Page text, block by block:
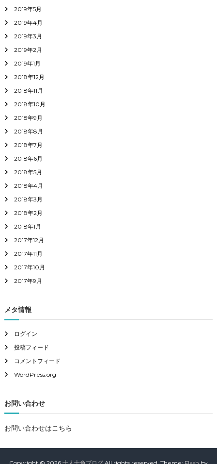
2019年5月
2019年4月
2019年3月
2019年2月
2019年1月
2018年12月
2018年11月
2018年10月
2018年9月
2018年8月
2018年7月
2018年6月
2018年5月
2018年4月
2018年3月
2018年2月
2018年1月
2017年12月
2017年11月
2017年10月
2017年9月
メタ情報
ログイン
投稿フィード
コメントフィード
WordPress.org
お問い合わせ
お問い合わせはこちら